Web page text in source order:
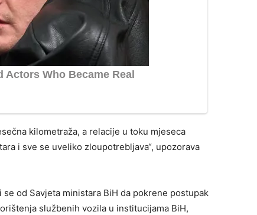
kilometraža, a relacije u toku mjeseca
i sve se uveliko zloupotrebljava“, upozorava
od Savjeta ministara BiH da pokrene postupak
službenih vozila u institucijama BiH,